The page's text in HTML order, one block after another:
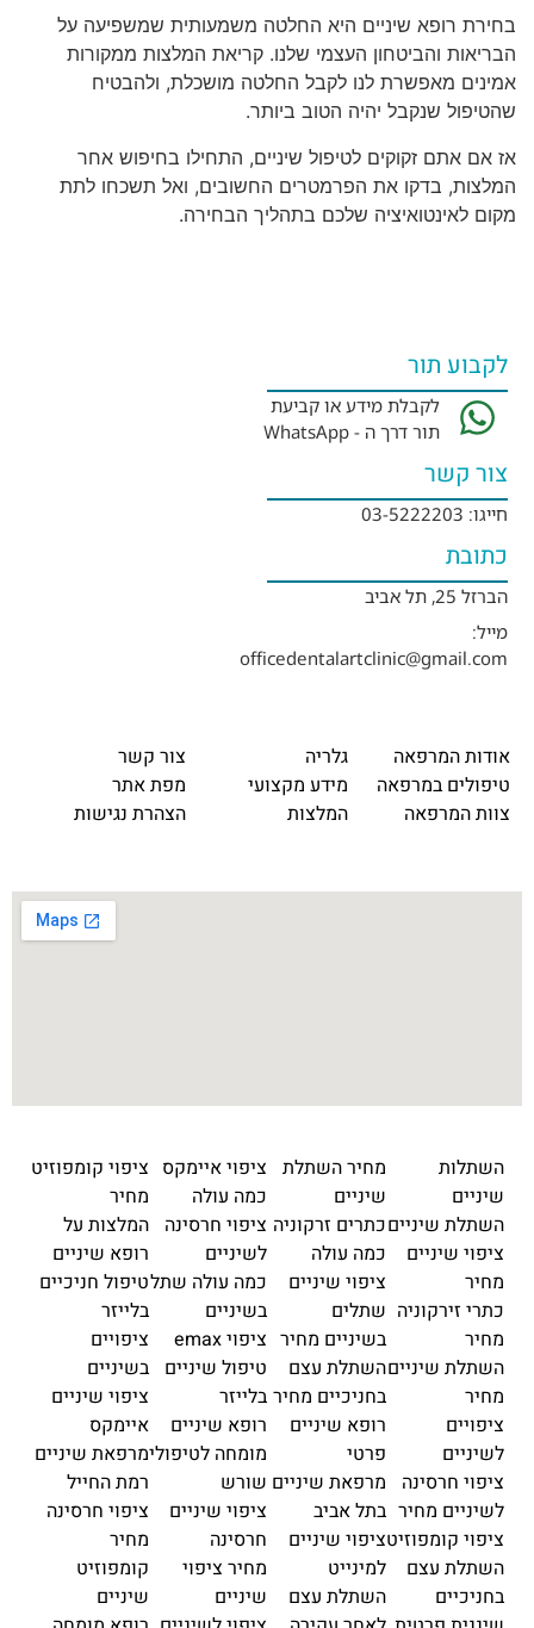
בחירת רופא שיניים היא החלטה משמעותית שמשפיעה על
הבריאות והביטחון העצמי שלנו. קריאת המלצות ממקורות
אמינים מאפשרת לנו לקבל החלטה מושכלת, ולהבטיח
שהטיפול שנקבל יהיה הטוב ביותר.
אז אם אתם זקוקים לטיפול שיניים, התחילו בחיפוש אחר
המלצות, בדקו את הפרמטרים החשובים, ואל תשכחו לתת
מקום לאינטואיציה שלכם בתהליך הבחירה.
לקבוע תור
לקבלת מידע או קביעת
תור דרך ה - WhatsApp
צור קשר
חייגו: 03-5222203
כתובת
הברזל 25, תל אביב
מייל:
officedentalartclinic@gmail.com
אודות המרפאה
טיפולים במרפאה
צוות המרפאה
גלריה
מידע מקצועי
המלצות
צור קשר
מפת אתר
הצהרת נגישות
השתלות
שיניים
השתלת שיניים
ציפוי שיניים
מחיר
כתרי זירקוניה
מחיר
השתלת שיניים
מחיר
ציפויים
לשיניים
ציפוי חרסינה
לשיניים מחיר
ציפוי קומפוזיט
השתלת עצם
בחניכיים
מחיר השתלת
שיניים
כתרים זרקוניה
כמה עולה
ציפוי שיניים
שתלים
בשיניים מחיר
השתלת עצם
בחניכיים מחיר
רופא שיניים
פרטי
מרפאת שיניים
בתל אביב
ציפוי שיניים
למינייט
השתלת עצם
ציפוי איימקס
כמה עולה
ציפוי חרסינה
לשיניים
כמה עולה שתל
בשיניים
ציפוי emax
טיפול שיניים
בלייזר
רופא שיניים
מומחה לטיפולי
שורש
ציפוי שיניים
חרסינה
מחיר ציפוי
שיניים
ציפוי קומפוזיט
מחיר
המלצות על
רופא שיניים
טיפול חניכיים
בלייזר
ציפויים
בשיניים
ציפוי שיניים
איימקס
מרפאת שיניים
רמת החייל
ציפוי חרסינה
מחיר
קומפוזיט
שיניים